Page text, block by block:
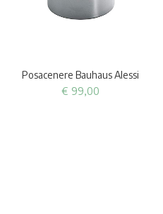
Posacenere Bauhaus Alessi
€ 99,00